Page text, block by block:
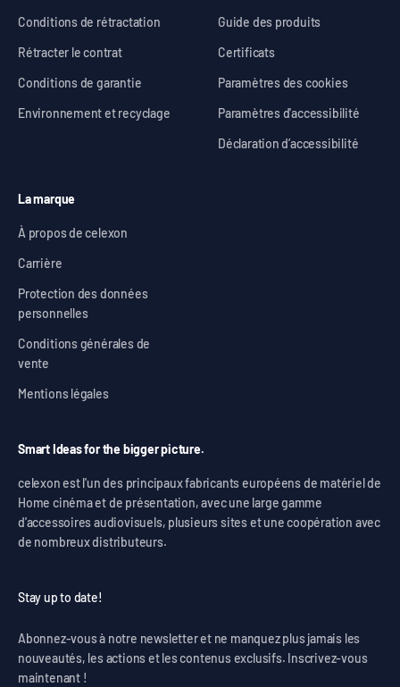
Conditions de rétractation
Rétracter le contrat
Conditions de garantie
Environnement et recyclage
Guide des produits
Certificats
Paramètres des cookies
Paramètres d'accessibilité
Déclaration d’accessibilité
La marque
À propos de celexon
Carrière
Protection des données
personnelles
Conditions générales de
vente
Mentions légales
Smart Ideas for the bigger picture.
celexon est l'un des principaux fabricants européens de matériel de
Home cinéma et de présentation, avec une large gamme
d'accessoires audiovisuels, plusieurs sites et une coopération avec
de nombreux distributeurs.
Stay up to date!
Abonnez-vous à notre newsletter et ne manquez plus jamais les
nouveautés, les actions et les contenus exclusifs. Inscrivez-vous
maintenant !